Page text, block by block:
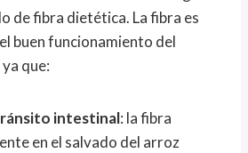
de fibra dietética. La fibra es
buen funcionamiento del
que:
intestinal: la fibra
en el salvado del arroz